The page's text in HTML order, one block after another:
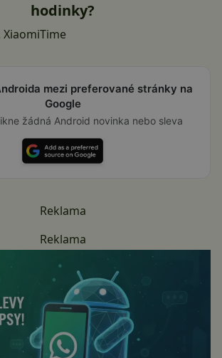
hodinky?
XiaomiTime
mezi preferované stránky na
Google
žádná Android novinka nebo sleva
Reklama
Reklama